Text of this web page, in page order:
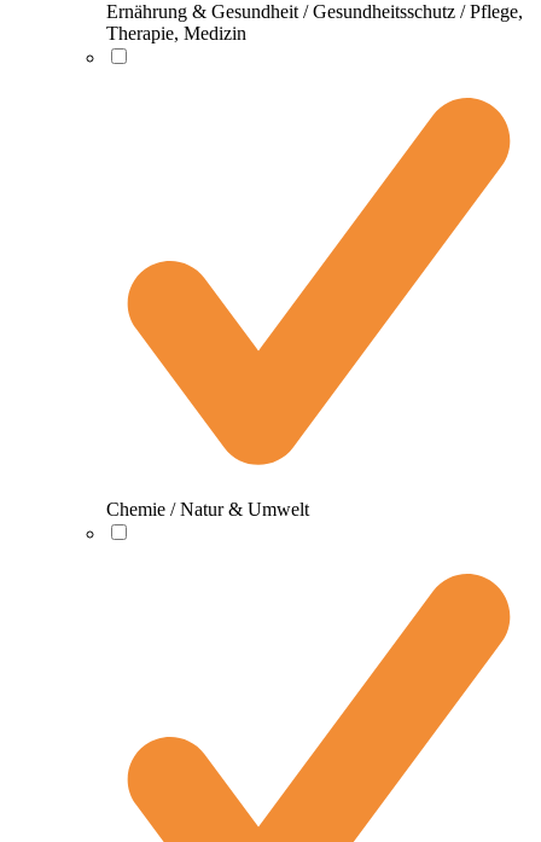
Ernährung & Gesundheit / Gesundheitsschutz / Pflege,
Therapie, Medizin
Chemie / Natur & Umwelt